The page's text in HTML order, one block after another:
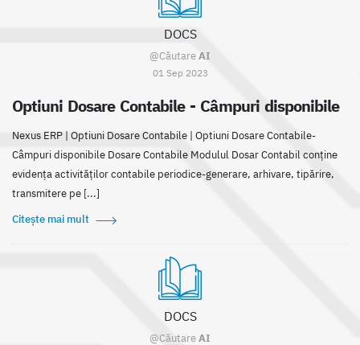
DOCS
@CăutareAI
01 Sep 2023
Optiuni Dosare Contabile - Câmpuri disponibile
Nexus ERP | Optiuni Dosare Contabile | Optiuni Dosare Contabile-
Câmpuri disponibile Dosare Contabile Modulul Dosar Contabil conține
evidența activităților contabile periodice-generare, arhivare, tipărire,
transmitere pe [...]
Citește mai mult
DOCS
@CăutareAI